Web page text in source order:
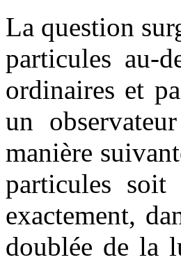
La question
particules au-
ordinaires et
un
manière
particules
exactement,
doublée de la